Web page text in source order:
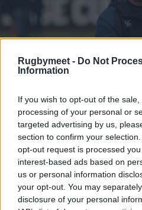
Rugbymeet - Do Not
Information
If you wish to opt-out of the
processing of your personal or
targeted advertising by us,
section to confirm your
opt-out request is processed
interest-based ads based on
us or personal information
your opt-out. You may
disclosure of your personal
Non disponibili per
Paolo Buonfiglio, Ben
Matamua, Ion Neculai,
Polledri, David Sisi,